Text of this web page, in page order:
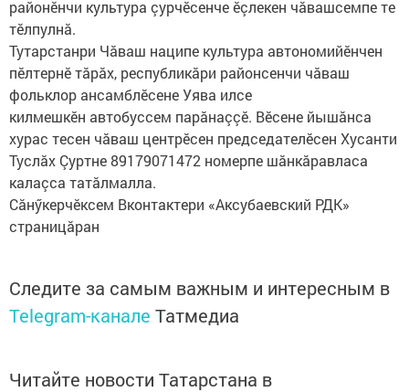
районӗнчи культура çурчӗсенче ӗçлекен чăвашсемпе те
тӗлпулнă.
Тутарстанри Чăваш наципе культура автономийӗнчен
пӗлтернӗ тăрăх, республикăри районсенчи чăваш
фольклор ансамблӗсене Уява илсе
килмешкӗн автобуссем парăнаççӗ. Вӗсене йышăнса
хурас тесен чăваш центрӗсен председателӗсен Хусанти
Туслăх Çуртне 89179071472 номерпе шăнкăравласа
калаçса татăлмалла.
Сăнӳкерчӗксем Вконтактери «Аксубаевский РДК»
страницăран
Следите за самым важным и интересным в
Telegram-канале Татмедиа
Читайте новости Татарстана в